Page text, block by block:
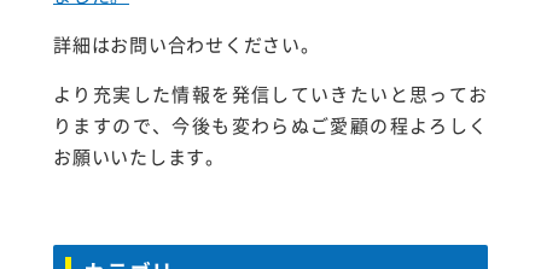
詳細はお問い合わせください。
より充実した情報を発信していきたいと思ってお
りますので、今後も変わらぬご愛顧の程よろしく
お願いいたします。